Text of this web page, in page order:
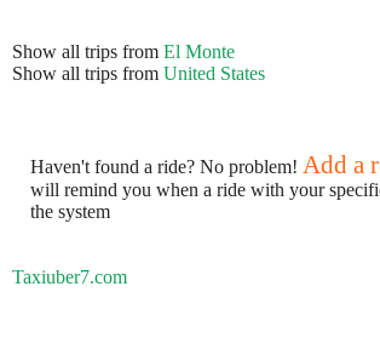
Show all trips from El Monte
Show all trips from United States
Haven't found a ride? No problem! Add a
will remind you when a ride with your
the system
Taxiuber7.com